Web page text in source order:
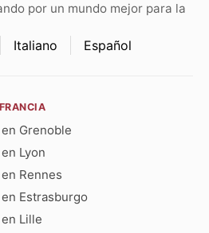
por un mundo mejor para la
Italiano Español
Grenoble
Lyon
Rennes
Estrasburgo
Lille